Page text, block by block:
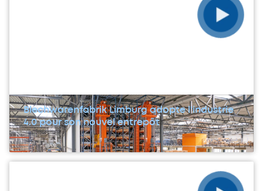
Blechwarenfabrik Limburg adopte l'industrie
4.0 pour son nouvel entrepôt